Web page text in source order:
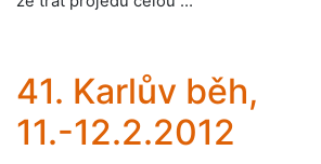
41. Karlův běh,
11.-12.2.2012